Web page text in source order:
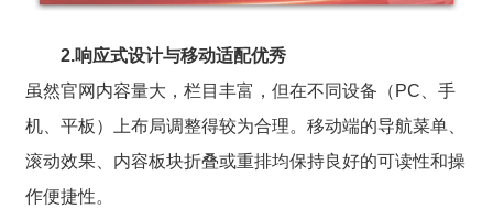
2.响应式设计与移动适配优秀
虽然官网内容量大，栏目丰富，但在不同设备（PC、手
机、平板）上布局调整得较为合理。移动端的导航菜单、
滚动效果、内容板块折叠或重排均保持良好的可读性和操
作便捷性。